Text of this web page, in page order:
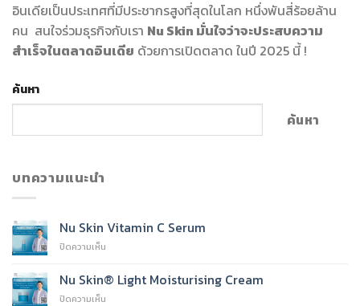
อินเดียเป็นประเทศที่มีประชากรสูงที่สุดในโลก หนึ่งพันสี่ร้อยล้าน
คน สนใจร่วมธุรกิจกับเรา Nu Skin มั่นใจว่าจะประสบความ
สำเร็จในตลาดอินเดีย ด้วยการเปิดตลาด ในปี 2025 นี้ !
ค้นหา
ค้นหา
บทความแนะนำ
Nu Skin Vitamin C Serum
ปิดความเห็น
Skin
Vitamin
Nu Skin® Light Moisturising Cream
ปิดความเห็น